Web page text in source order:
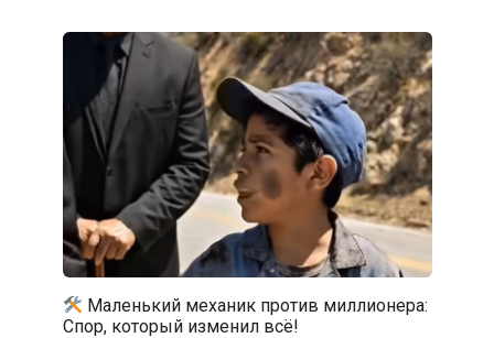
Маленький механик против миллионера:
Спор, который изменил всё!